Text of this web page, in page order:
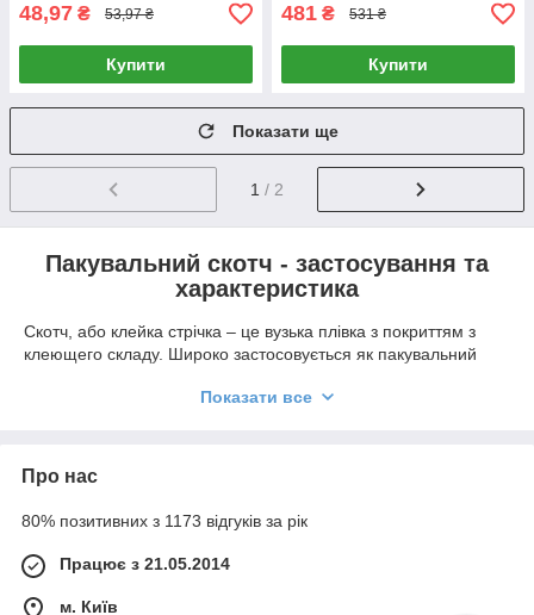
48,97 ₴ 53,97 ₴
Купити
481 ₴ 531 ₴
Купити
Показати ще
1 / 2
Пакувальний скотч - застосування та
характеристика
Скотч, або клейка стрічка – це вузька плівка з покриттям з
клеющего складу. Широко застосовується як пакувальний
використовується така фізична властивість, як адгезія. Може
постійно розширюються, що говорить про його
експлуатаційних перспективи.
Показати все
Про нас
80% позитивних з 1173 відгуків за рік
Працює з 21.05.2014
м. Київ